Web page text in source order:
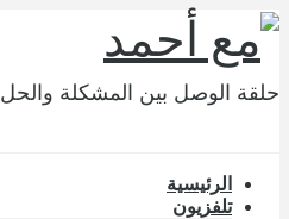
حلقة الوصل بين المشكلة والحل
الرئيسية
تلفزيون